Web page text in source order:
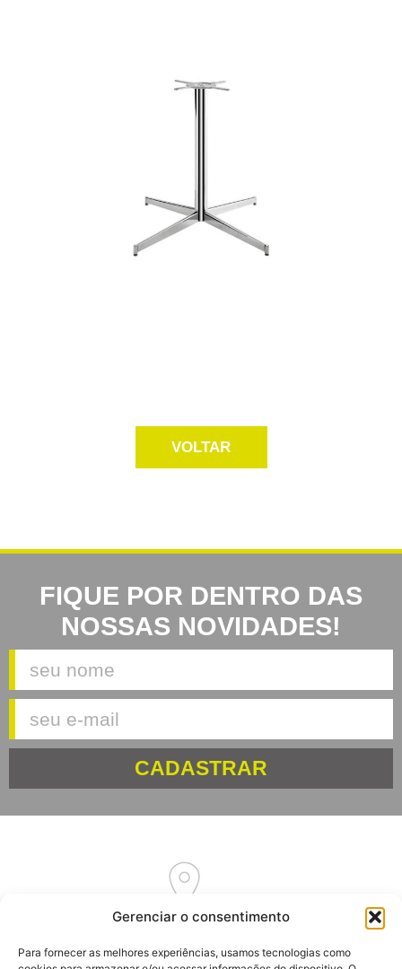
Gerenciar o consentimento
Para fornecer as melhores experiências, usamos tecnologias como
VOLTAR
FIQUE POR DENTRO DAS
NOSSAS NOVIDADES!
CADASTRAR
Garibaldi – RS